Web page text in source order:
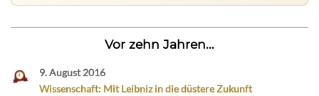
Vor zehn Jahren...
9. August 2016
Wissenschaft: Mit Leibniz in die düstere Zukunft